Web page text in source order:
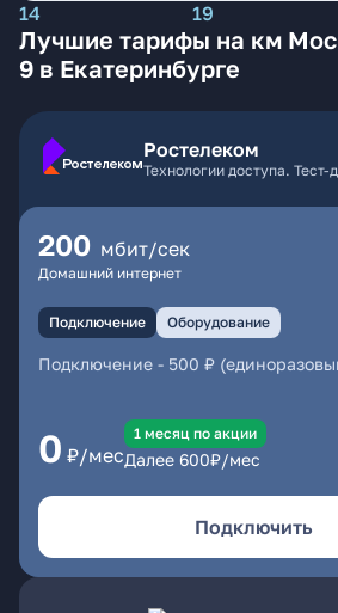
14 19
Лучшие тарифы на км
9 в Екатеринбурге
Ростелеком
Технологии доступа. Тест-
200 мбит/сек
Домашний интернет
Подключение Оборудование
Подключение - 500 ₽
0 ₽/мес
1 месяц по акции
Далее 600₽/мес
Подключить